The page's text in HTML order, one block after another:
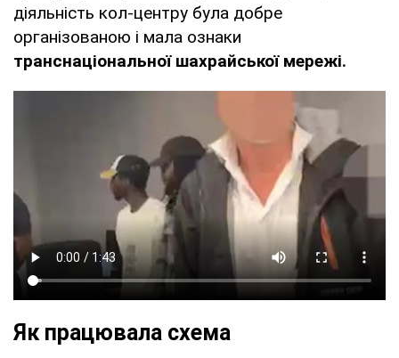
діяльність кол-центру була добре
організованою і мала ознаки
транснаціональної шахрайської мережі.
Як працювала схема